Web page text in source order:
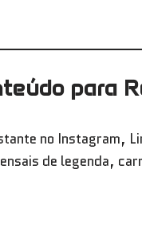
para
no Instagram,
de legenda,